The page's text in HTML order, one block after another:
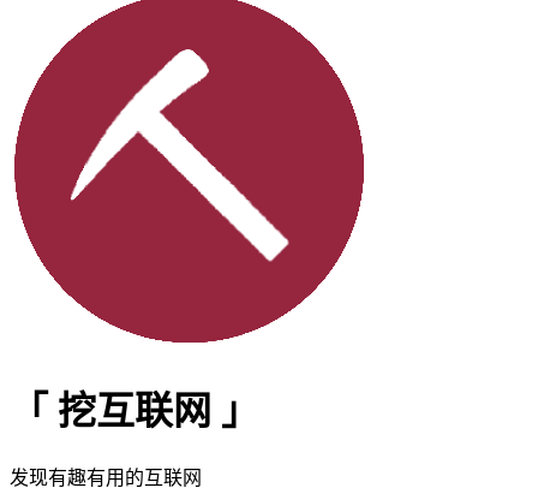
「 挖互联网 」
发现有趣有用的互联网